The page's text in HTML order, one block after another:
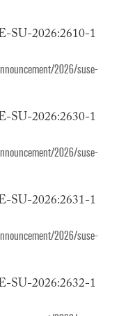
SU-2026:2610-1
2026/suse-
SU-2026:2630-1
2026/suse-
SU-2026:2631-1
2026/suse-
SU-2026:2632-1